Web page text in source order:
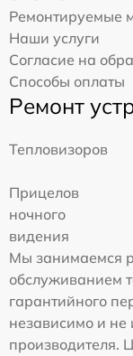
Ремонтируемые
Наши услуги
Согласие на
Способы оплаты
Ремонт
Тепловизоров
Прицелов
ночного
видения
Мы занимаемся
обслуживанием
гарантийного
независимо и не
производителя.